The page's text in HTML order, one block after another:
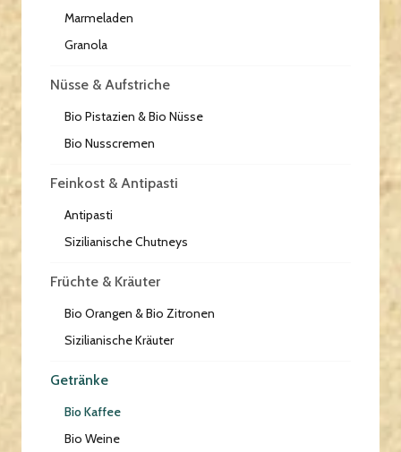
Marmeladen
Granola
Nüsse & Aufstriche
Bio Pistazien & Bio Nüsse
Bio Nusscremen
Feinkost & Antipasti
Antipasti
Sizilianische Chutneys
Früchte & Kräuter
Bio Orangen & Bio Zitronen
Sizilianische Kräuter
Getränke
Bio Kaffee
Bio Weine